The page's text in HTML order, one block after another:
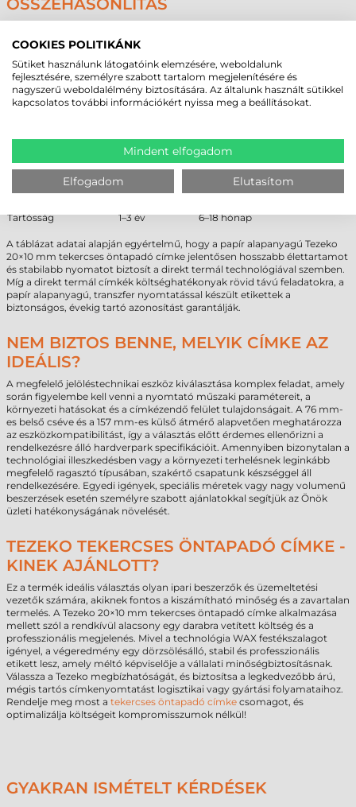
ÖSSZEHASONLÍTÁS
Papír
Direkt termál
6–18 hónap
Műanyag
5–10 év
PAPÍR VS DIREKT TERMÁL – SZAKMAI
Tulajdonság Papír
Direkt termál
gyenge
Fényállóság
stabil
Tartósság
1–3 év 6–18 hónap
A táblázat adatai alapján egyértelmű, hogy a papír alapanyagú Tezeko
20×10 mm tekercses öntapadó címke jelentősen hosszabb élettartamot
és stabilabb nyomatot biztosít a direkt termál technológiával szemben.
Míg a direkt termál címkék költséghatékonyak rövid távú feladatokra, a
papír alapanyagú, transzfer nyomtatással készült etikettek a
biztonságos, évekig tartó azonosítást garantálják.
NEM BIZTOS BENNE, MELYIK CÍMKE AZ
IDEÁLIS?
A megfelelő jelöléstechnikai eszköz kiválasztása komplex feladat, amely
során figyelembe kell venni a nyomtató műszaki paramétereit, a
környezeti hatásokat és a címkézendő felület tulajdonságait. A 76 mm-
es belső cséve és a 157 mm-es külső átmérő alapvetően meghatározza
az eszközkompatibilitást, így a választás előtt érdemes ellenőrizni a
rendelkezésre álló hardverpark specifikációit. Amennyiben bizonytalan a
technológiai illeszkedésben vagy a környezeti terhelésnek leginkább
megfelelő ragasztó típusában, szakértő csapatunk készséggel áll
rendelkezésére. Egyedi igények, speciális méretek vagy nagy volumenű
beszerzések esetén személyre szabott ajánlatokkal segítjük az Önök
üzleti hatékonyságának növelését.
TEZEKO TEKERCSES ÖNTAPADÓ CÍMKE -
KINEK AJÁNLOTT?
Ez a termék ideális választás olyan ipari beszerzők és üzemeltetési
vezetők számára, akiknek fontos a kiszámítható minőség és a zavartalan
termelés. A Tezeko 20×10 mm tekercses öntapadó címke alkalmazása
mellett szól a rendkívül alacsony egy darabra vetített költség és a
professzionális megjelenés. Mivel a technológia WAX festékszalagot
igényel, a végeredmény egy dörzsölésálló, stabil és professzionális
etikett lesz, amely méltó képviselője a vállalati minőségbiztosításnak.
Válassza a Tezeko megbízhatóságát, és biztosítsa a legkedvezőbb árú,
mégis tartós címkenyomtatást logisztikai vagy gyártási folyamataihoz.
Rendelje meg most a tekercses öntapadó címke csomagot, és
optimalizálja költségeit kompromisszumok nélkül!
GYAKRAN ISMÉTELT KÉRDÉSEK
COOKIES POLITIKÁNK
Sütiket használunk látogatóink elemzésére, weboldalunk
fejlesztésére, személyre szabott tartalom megjelenítésére és
nagyszerű weboldalélmény biztosítására. Az általunk használt sütikkel
kapcsolatos további információkért nyissa meg a beállításokat.
Mindent elfogadom
Elfogadom Elutasítom